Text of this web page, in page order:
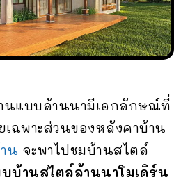
นแบบล้านนามีเอกลักษณ์ที่
ฉพาะส่วนของหลังคาบ้าน
น จะพาไปชมบ้านสไตล์
บ้านสไตล์ล้านนาโมเดิร์น